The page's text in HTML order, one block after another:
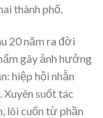
thành phố.
20 năm ra đời
gây ảnh hưởng
hiệp hội nhẫn
Xuyên suốt tác
lôi cuốn từ phần